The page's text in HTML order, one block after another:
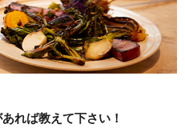
れば教えて下さい！